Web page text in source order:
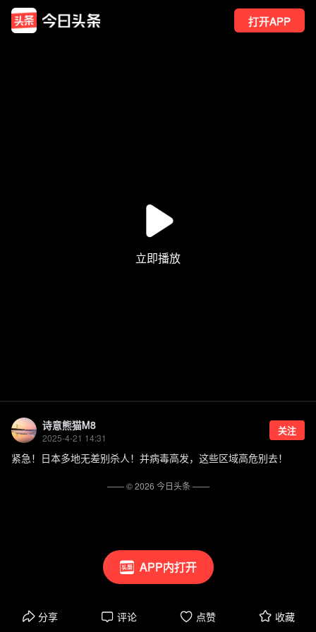
打开APP
APP内打开
诗意熊猫M8
2025-4-21 14:31
关注
紧急！日本多地无差别杀人！并病毒高发，这些区域高危别去！
分享 评论 点赞 收藏
—— ©2026 今日头条——